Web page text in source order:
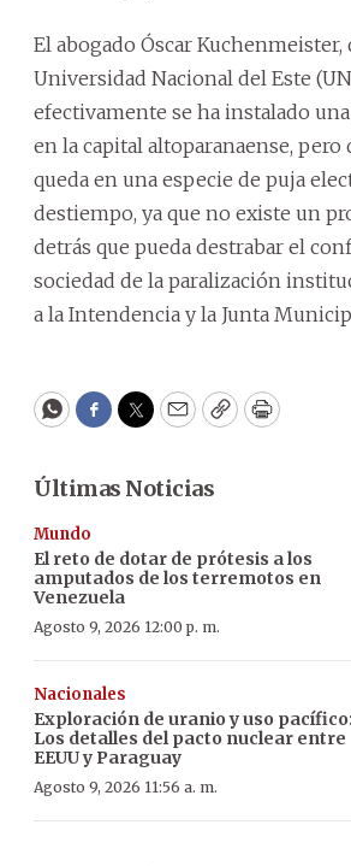
El abogado Óscar Kuchenmeister,
Universidad Nacional del Este
efectivamente se ha instalado
en la capital altoparanaense, pero
queda en una especie de puja
destiempo, ya que no existe un
detrás que pueda destrabar el
sociedad de la paralización
a la Intendencia y la Junta
WhatsApp
Facebook
Twitter
EmailCopyPrint
Últimas Noticias
Mundo
El reto de dotar de prótesis a los
amputados de los terremotos en
Venezuela
Agosto 9, 2026 12:00 p. m.
Nacionales
Exploración de uranio y uso pacífico:
Los detalles del pacto nuclear entre
EEUU y Paraguay
Agosto 9, 2026 11:56 a. m.